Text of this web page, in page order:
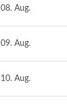
08. Aug.
09. Aug.
10. Aug.